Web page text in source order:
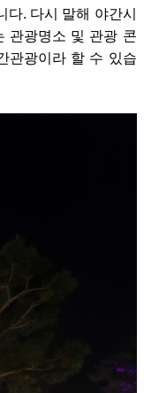
다. 다시 말해 야간시
관광명소 및 관광 콘
관광이라 할 수 있습